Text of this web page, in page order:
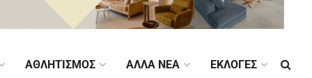
ΑΘΛΗΤΙΣΜΌΣ ΆΛΛΑ ΝΈΑ ΕΚΛΟΓΈΣ